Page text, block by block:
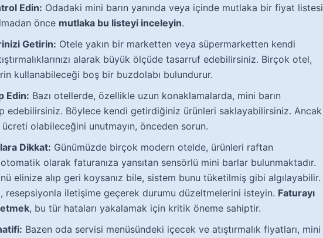
Edin: Odadaki mini barın yanında veya içinde mutlaka bir fiyat listesi
önce mutlaka bu listeyi inceleyin.
Getirin: Otele yakın bir marketten veya süpermarketten kendi
alarak büyük ölçüde tasarruf edebilirsiniz. Birçok otel,
kullanabileceği boş bir buzdolabı bulundurur.
Edin: Bazı otellerde, özellikle uzun konaklamalarda, mini barın
edebilirsiniz. Böylece kendi getirdiğiniz ürünleri saklayabilirsiniz. Ancak
olabileceğini unutmayın, önceden sorun.
Dikkat: Günümüzde birçok modern otelde, ürünleri raftan
otomatik olarak faturanıza yansıtan sensörlü mini barlar bulunmaktadır.
elinize alıp geri koysanız bile, sistem bunu tüketilmiş gibi algılayabilir.
resepsiyonla iletişime geçerek durumu düzeltmelerini isteyin. Faturayı
, bu tür hataları yakalamak için kritik öneme sahiptir.
Bazen oda servisi menüsündeki içecek ve atıştırmalık fiyatları, mini